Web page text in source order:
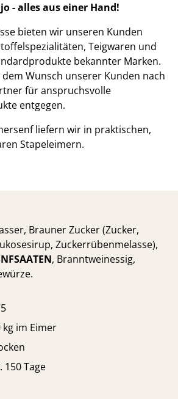
- alles aus einer Hand!
bieten wir unseren Kunden
Teigwaren und
bekannter Marken.
Wunsch unserer Kunden nach
für anspruchsvolle
entgegen.
liefern wir in praktischen,
Stapeleimern.
Brauner Zucker (Zucker,
Zuckerrübenmelasse),
, Branntweinessig,
kg im Eimer
150 Tage